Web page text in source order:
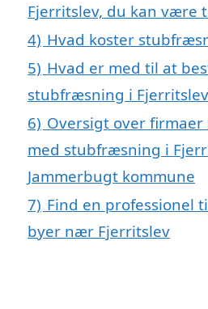
Fjerritslev, du kan være
4) Hvad koster
5) Hvad er med til at
stubfræsning i
6) Oversigt over
med stubfræsning i
Jammerbugt kommune
7) Find en professionel
byer nær Fjerritslev